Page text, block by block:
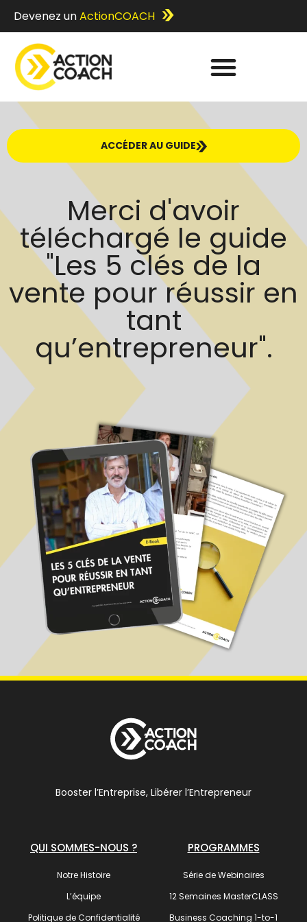
Devenez unActionCOACH
ACCÉDER AU GUIDE
Merci d'avoir
téléchargé le guide
"Les 5 clés de la
vente pour réussir en
tant
qu’entrepreneur".
Booster l’Entreprise, Libérer l’Entrepreneur
QUI SOMMES-NOUS ?
Notre Histoire
L’équipe
Politique de Confidentialité
PROGRAMMES
Série de Webinaires
12 Semaines MasterCLASS
Business Coaching 1-to-1